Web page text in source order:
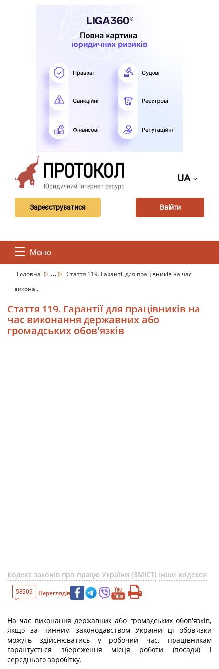
UA
Зареєструватися Ввійти
Меню
Головна ...
Стаття 119. Гарантії для працівників на час
викона...
Стаття 119. Гарантії для працівників на
час виконання державних або
громадських обов'язків
Кодекс законів про працю України (ЗМІСТ) Інши кодекси
58505 Переглядів
На час виконання державних або громадських обов'язків,
якщо за чинним законодавством України ці обов'язки
можуть здійснюватись у робочий час, працівникам
гарантується збереження місця роботи (посади) і
середнього заробітку.